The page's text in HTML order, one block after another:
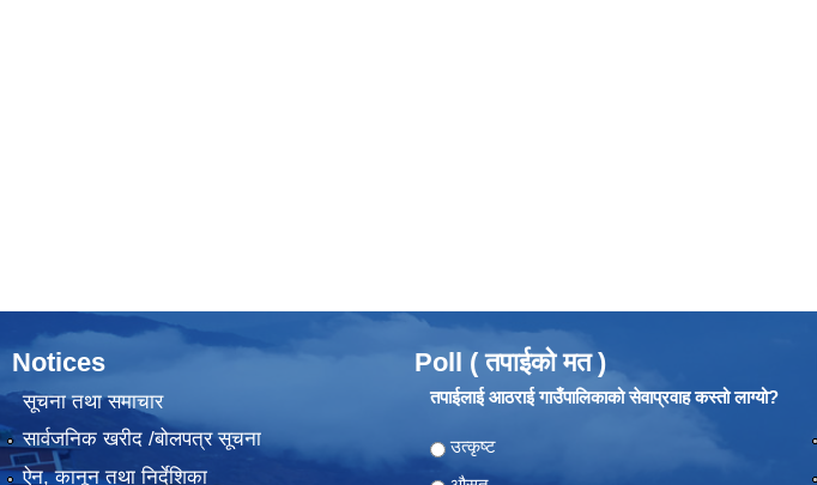
Notices
सूचना तथा समाचार
सार्वजनिक खरीद /बोलपत्र सूचना
ऐन, कानून तथा निर्देशिका
Poll ( तपाईको मत )
तपाईलाई आठराई गाउँपालिकाको सेवाप्रवाह कस्तो लाग्यो?
Choices
उत्कृष्ट